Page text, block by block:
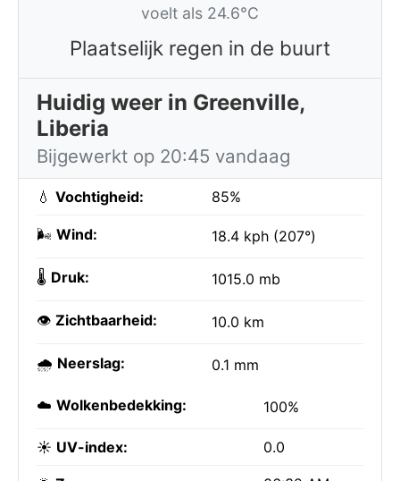
voelt als 24.6°C
Plaatselijk regen in de buurt
Huidig weer in Greenville,
Liberia
Bijgewerkt op 20:45 vandaag
💧 Vochtigheid: 85%
🌬️ Wind: 18.4 kph (207°)
🌡️ Druk: 1015.0 mb
👁️ Zichtbaarheid: 10.0 km
🌧️ Neerslag: 0.1 mm
☁️ Wolkenbedekking: 100%
☀️ UV-index: 0.0